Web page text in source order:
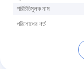
পরিচিতিমুলক নাম
পরিশোধের শর্ত